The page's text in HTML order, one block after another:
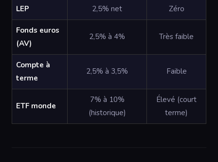
LEP 2,5% net Zéro
Fonds euros
(AV)
2,5% à 4% Très faible
Compte à
terme
2,5% à 3,5% Faible
ETF monde
7% à 10%
(historique)
Élevé (court
terme)